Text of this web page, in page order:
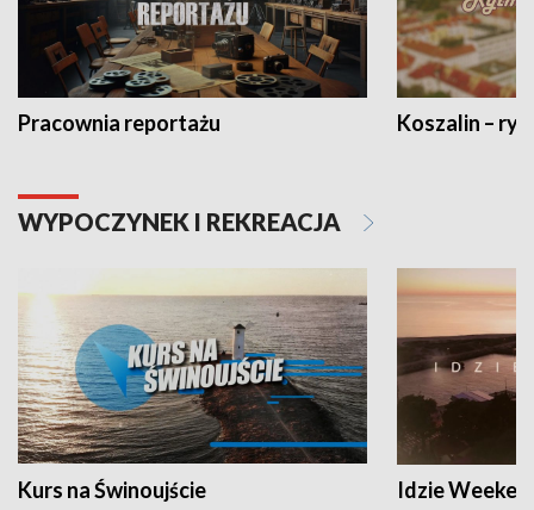
Pracownia reportażu Koszalin –
WYPOCZYNEK I REKREACJA
Kurs na Świnoujście Idzie